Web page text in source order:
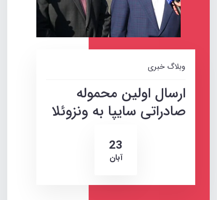
وبلاگ خبری
ارسال اولین محموله
صادراتی سایپا به ونزوئلا
23
آبان